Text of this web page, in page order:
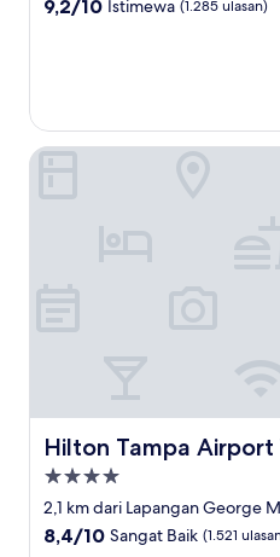
9,2/10 Istimewa (1.285 ulasan)
Hilton Tampa
Hilton Tampa Airport
Properti
bintang
4.0
2,1 km dari Lapangan George
8.4
8,4/10 Sangat Baik (1.521
Hilton Tampa Airport